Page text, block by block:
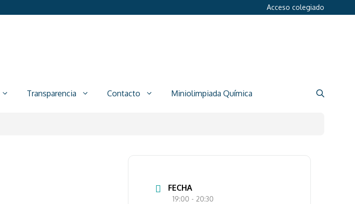
Acceso colegiado
Transparencia Contacto Miniolimpiada Química
FECHA
19:00 - 20:30